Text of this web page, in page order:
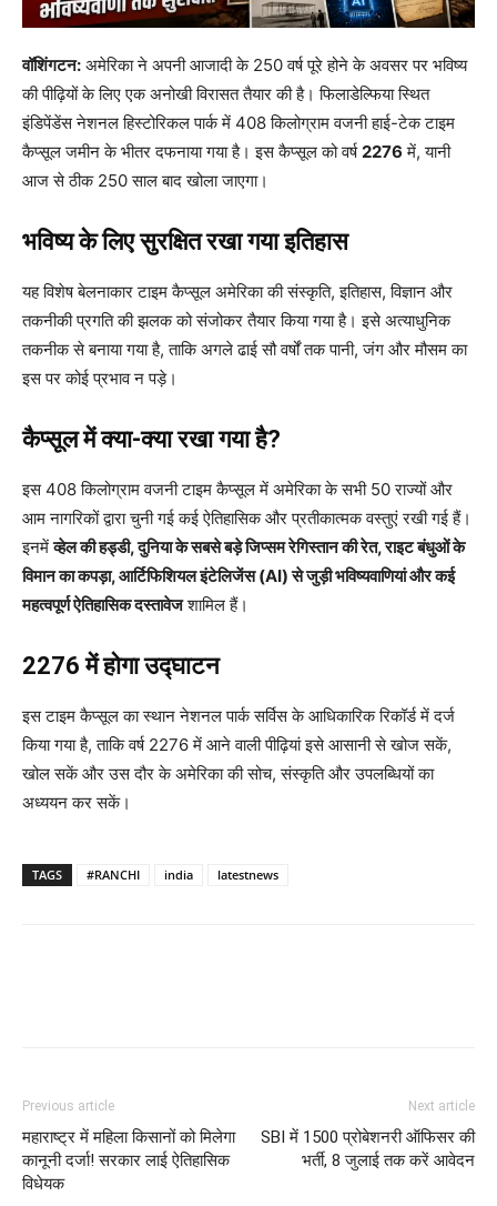
वॉशिंगटन: अमेरिका ने अपनी आजादी के 250 वर्ष पूरे होने के अवसर पर भविष्य
की पीढ़ियों के लिए एक अनोखी विरासत तैयार की है। फिलाडेल्फिया स्थित
इंडिपेंडेंस नेशनल हिस्टोरिकल पार्क में 408 किलोग्राम वजनी हाई-टेक टाइम
कैप्सूल जमीन के भीतर दफनाया गया है। इस कैप्सूल को वर्ष2276 में, यानी
आज से ठीक 250 साल बाद खोला जाएगा।
भविष्य के लिए सुरक्षित रखा गया इतिहास
यह विशेष बेलनाकार टाइम कैप्सूल अमेरिका की संस्कृति, इतिहास, विज्ञान और
तकनीकी प्रगति की झलक को संजोकर तैयार किया गया है। इसे अत्याधुनिक
तकनीक से बनाया गया है, ताकि अगले ढाई सौ वर्षों तक पानी, जंग और मौसम का
इस पर कोई प्रभाव न पड़े।
कैप्सूल में क्या-क्या रखा गया है?
इस 408 किलोग्राम वजनी टाइम कैप्सूल में अमेरिका के सभी 50 राज्यों और
आम नागरिकों द्वारा चुनी गई कई ऐतिहासिक और प्रतीकात्मक वस्तुएं रखी गई हैं।
इनमेंव्हेल की हड्डी, दुनिया के सबसे बड़े जिप्सम रेगिस्तान की रेत, राइट बंधुओं के
विमान का कपड़ा, आर्टिफिशियल इंटेलिजेंस (AI) से जुड़ी भविष्यवाणियां और कई
महत्वपूर्ण ऐतिहासिक दस्तावेजशामिल हैं।
2276 में होगा उद्घाटन
इस टाइम कैप्सूल का स्थान नेशनल पार्क सर्विस के आधिकारिक रिकॉर्ड में दर्ज
किया गया है, ताकि वर्ष 2276 में आने वाली पीढ़ियां इसे आसानी से खोज सकें,
खोल सकें और उस दौर के अमेरिका की सोच, संस्कृति और उपलब्धियों का
अध्ययन कर सकें।
TAGS #RANCHI india latestnews
Previous article
महाराष्ट्र में महिला किसानों को मिलेगा
कानूनी दर्जा! सरकार लाई ऐतिहासिक
विधेयक
Next article
SBI में 1500 प्रोबेशनरी ऑफिसर की
भर्ती, 8 जुलाई तक करें आवेदन